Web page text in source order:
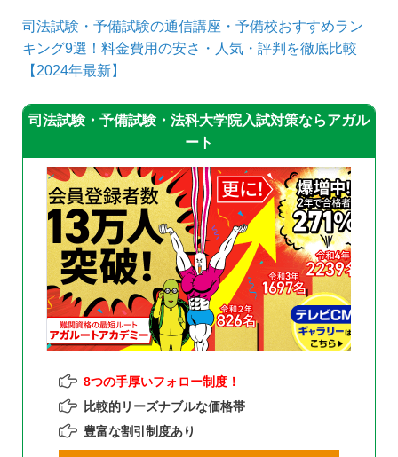
司法試験・予備試験の通信講座・予備校おすすめラン
キング9選！料金費用の安さ・人気・評判を徹底比較
【2024年最新】
司法試験・予備試験・法科大学院入試対策ならアガル
ート
8つの手厚いフォロー制度！
比較的リーズナブルな価格帯
豊富な割引制度あり